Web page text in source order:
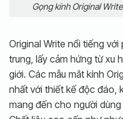
Gọng kính Original
Original Write nổi tiếng
trung, lấy cảm hứng từ xu
giới. Các mẫu mắt kính
nhất với thiết kế độc đáo,
mang đến cho người